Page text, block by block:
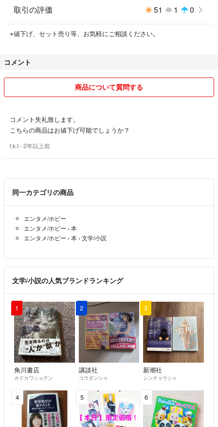
取引の評価 51 1 0
⭐︎値下げ、セット売り等、お気軽にご相談ください。
コメント
商品について質問する
コメント失礼致します。
こちらの商品はお値下げ可能でしょうか？
t.k.t- 2年以上前
同一カテゴリの商品
エンタメ/ホビー
エンタメ/ホビー › 本
エンタメ/ホビー › 本 › 文学/小説
文学/小説の人気ブランドランキング
1
角川書店
カドカワショテン
2
講談社
コウダンシャ
3
新潮社
シンチョウシャ
4 5 6